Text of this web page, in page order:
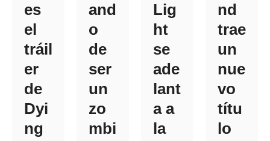
es
el
tráil
er
de
Dyi
ng
and
o
de
ser
un
zo
mbi
Lig
ht
se
ade
lant
a a
la
nd
trae
un
nue
vo
títu
lo